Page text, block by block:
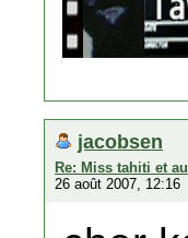
jacobsen
Re: Miss tahiti et
26 août 2007, 12:16